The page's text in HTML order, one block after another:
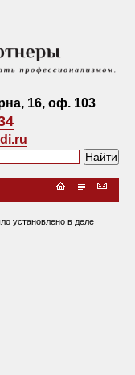
16, оф. 103
установлено в деле